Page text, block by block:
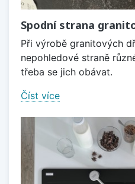
Spodní strana
Při výrobě granitových
nepohledové straně
třeba se jich obávat.
Číst více